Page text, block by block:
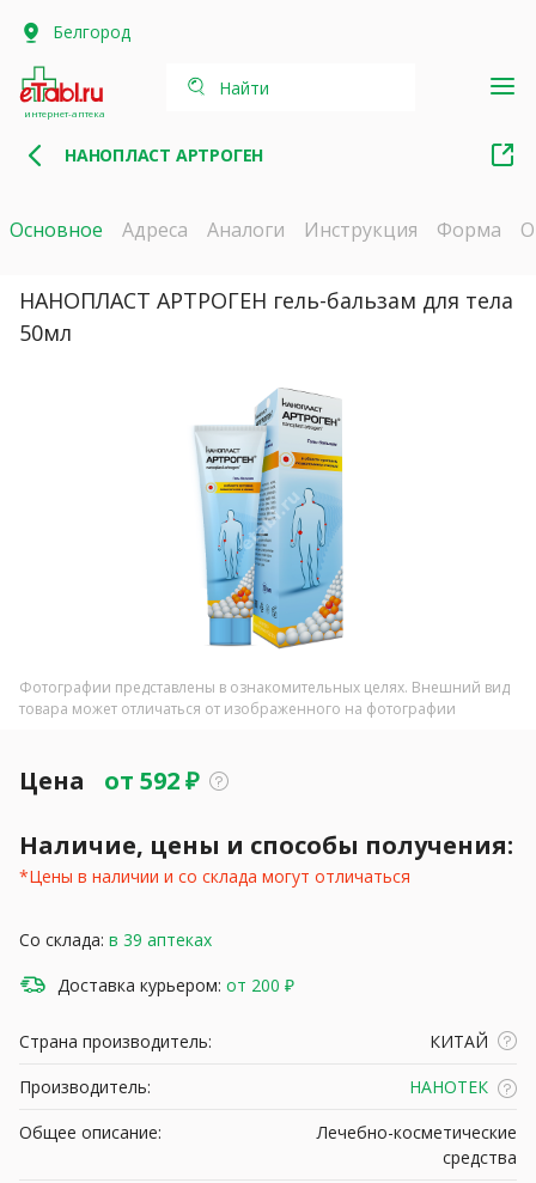
Белгород
интернет-аптека
Найти
НАНОПЛАСТ АРТРОГЕН
Основное Адреса Аналоги Инструкция Форма
НАНОПЛАСТ АРТРОГЕН гель-бальзам для тела
50мл
Фотографии представлены в ознакомительных целях. Внешний вид
товара может отличаться от изображенного на фотографии
Цена от 592₽
Наличие, цены и способы получения:
*Цены в наличии и со склада могут отличаться
Со склада: в 39 аптеках
Доставка курьером: от 200 ₽
Страна производитель:
КИТАЙ
Производитель:
НАНОТЕК
Общее описание:
Лечебно-косметические
средства